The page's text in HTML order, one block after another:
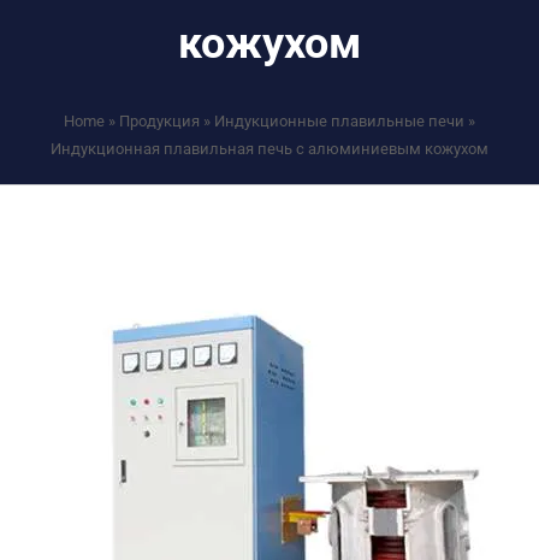
кожухом
Home » Продукция » Индукционные плавильные печи »
Индукционная плавильная печь с алюминиевым кожухом